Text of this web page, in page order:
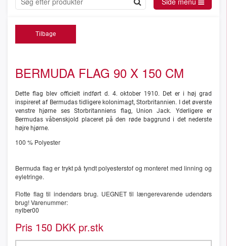
Tilbage
BERMUDA FLAG 90 X 150 CM
Dette flag blev officielt indført d. 4. oktober 1910. Det er i høj grad
inspireret af Bermudas tidligere kolonimagt, Storbritannien. I det øverste
venstre hjørne ses Storbritanniens flag, Union Jack. Yderligere er
Bermudas våbenskjold placeret på den røde baggrund i det nederste
højre hjørne.
100 % Polyester
Bermuda flag er trykt på tyndt polyesterstof og monteret med linning og
eyletringe.
Flotte flag til indendørs brug. UEGNET til længerevarende udendørs
brug! Varenummer:
nylber00
Pris 150 DKK pr.stk